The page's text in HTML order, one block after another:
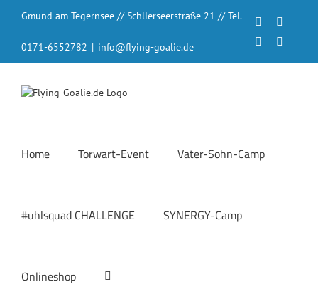
InhaltGmund am Tegernsee // Schlierseerstraße 21 // Tel.
0171-6552782 | info@flying-goalie.de
Facebook
LinkedIn
Home Torwart-Event Vater-Sohn-Camp
#uhlsquad CHALLENGE SYNERGY-Camp
Onlineshop